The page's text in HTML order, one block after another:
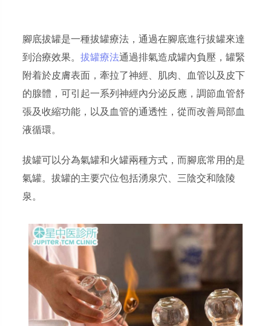
腳底拔罐是一種拔罐療法，通過在腳底進行拔罐來達
到治療效果。拔罐療法通過排氣造成罐內負壓，罐緊
附着於皮膚表面，牽拉了神經、肌肉、血管以及皮下
的腺體，可引起一系列神經內分泌反應，調節血管舒
張及收縮功能，以及血管的通透性，從而改善局部血
液循環。
拔罐可以分為氣罐和火罐兩種方式，而腳底常用的是
氣罐。拔罐的主要穴位包括湧泉穴、三陰交和陰陵
泉。